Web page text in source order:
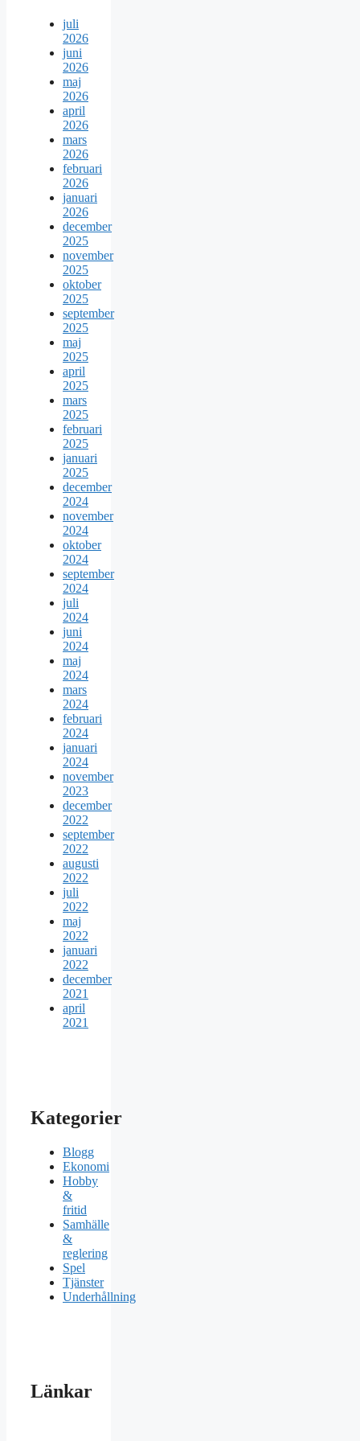
juli
2026
juni
2026
maj
2026
april
2026
mars
2026
februari
2026
januari
2026
december
2025
november
2025
oktober
2025
september
2025
maj
2025
april
2025
mars
2025
februari
2025
januari
2025
december
2024
november
2024
oktober
2024
september
2024
juli
2024
juni
2024
maj
2024
mars
2024
februari
2024
januari
2024
november
2023
december
2022
september
2022
augusti
2022
juli
2022
maj
2022
januari
2022
december
2021
april
2021
Kategorier
Blogg
Ekonomi
Hobby
&
fritid
Samhälle
&
reglering
Spel
Tjänster
Underhållning
Länkar